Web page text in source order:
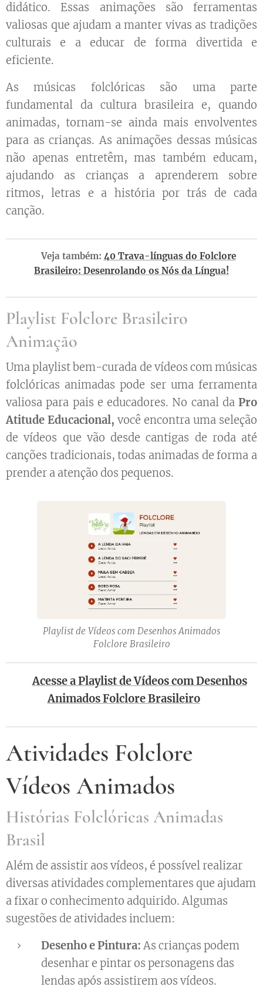
didático. Essas animações são ferramentas
valiosas que ajudam a manter vivas as tradições
culturais e a educar de forma divertida e
eficiente.
As músicas folclóricas são uma parte
fundamental da cultura brasileira e, quando
animadas, tornam-se ainda mais envolventes
para as crianças. As animações dessas músicas
não apenas entretêm, mas também educam,
ajudando as crianças a aprenderem sobre
ritmos, letras e a história por trás de cada
canção.
😜 Veja também: 40 Trava-línguas do Folclore
Brasileiro: Desenrolando os Nós da Língua!
Playlist Folclore Brasileiro
Animação
Uma playlist bem-curada de vídeos com músicas
folclóricas animadas pode ser uma ferramenta
valiosa para pais e educadores. No canal da Pro
Atitude Educacional, você encontra uma seleção
de vídeos que vão desde cantigas de roda até
canções tradicionais, todas animadas de forma a
prender a atenção dos pequenos.
Playlist de Vídeos com Desenhos Animados
Folclore Brasileiro
📺Acesse a Playlist de Vídeos com Desenhos
Animados Folclore Brasileiro📺
Atividades Folclore
Vídeos Animados
Histórias Folclóricas Animadas
Brasil
Além de assistir aos vídeos, é possível realizar
diversas atividades complementares que ajudam
a fixar o conhecimento adquirido. Algumas
sugestões de atividades incluem:
Desenho e Pintura:As crianças podem
desenhar e pintar os personagens das
lendas após assistirem aos vídeos.